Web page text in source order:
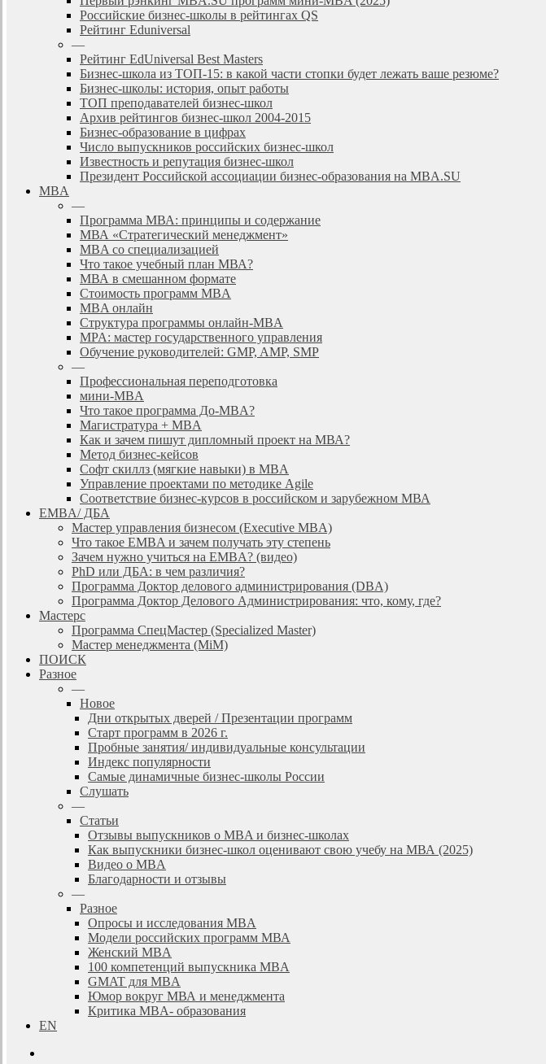
Российские бизнес-школы в рейтингах QS
Рейтинг Eduniversal
—
Рейтинг EdUniversal Best Masters
Бизнес-школа из ТОП-15: в какой части стопки будет лежать ваше резюме?
Бизнес-школы: история, опыт работы
ТОП преподавателей бизнес-школ
Архив рейтингов бизнес-школ 2004-2015
Бизнес-образование в цифрах
Число выпускников российских бизнес-школ
Известность и репутация бизнес-школ
Президент Российской ассоциации бизнес-образования на MBA.SU
MBA
—
Программа МВА: принципы и содержание
МВА «Cтратегический менеджмент»
MBA со специализацией
Что такое учебный план МВА?
МВА в смешанном формате
Стоимость программ MBA
MBA онлайн
Cтруктура программы онлайн-MBA
MPA: мастер государственного управления
Обучение руководителей: GMP, AMP, SMP
—
Профессиональная переподготовка
мини-MBA
Что такое программа До-MBA?
Магистратура + MBA
Как и зачем пишут дипломный проект на МВА?
Метод бизнес-кейсов
Софт скиллз (мягкие навыки) в MBA
Управление проектами по методике Agile
Соответствие бизнес-курсов в российском и зарубежном МВА
EMBA/ ДБA
Мастер управления бизнесом (Executive MBA)
Что такое EMBA и зачем получать эту степень
Зачем нужно учиться на EMBA? (видео)
PhD или ДБА: в чем различия?
Программа Доктор делового администрирования (DBА)
Программа Доктор Делового Администрирования: что, кому, где?
Мастерс
Программа СпецМастер (Specialized Master)
Мастер менеджмента (MiM)
ПОИСК
Разное
—
Новое
Дни открытых дверей / Презентации программ
Старт программ в 2026 г.
Пробные занятия/ индивидуальные консультации
Индекс популярности
Самые динамичные бизнес-школы России
Слушать
—
Статьи
Отзывы выпускников о MBA и бизнес-школах
Как выпускники бизнес-школ оценивают свою учебу на МВА (2025)
Видео о MBA
Благодарности и отзывы
—
Разное
Опросы и исследования MBA
Модели российских программ МВА
Женский MBA
100 компетенций выпускника MBA
GMAT для MBA
Юмор вокруг МВА и менеджмента
Критика MBA- образования
EN